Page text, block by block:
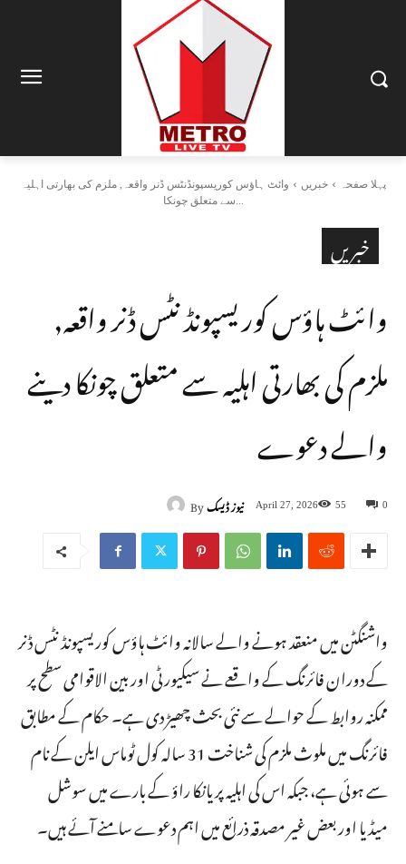
پہلا صفحہ خبریں
وائٹ ہاؤس کوریسپونڈنٹس ڈنر واقعہ, ملزم کی بھارتی اہلیہ
سے متعلق چونکا...
خبریں
وائٹ ہاؤس کوریسپونڈنٹس ڈنر واقعہ,
ملزم کی بھارتی اہلیہ سے متعلق چونکا دینے
والے دعوے
Byنیوز ڈیسک April 27, 2026 0
55
واشنگٹن میں منعقد ہونے والے سالانہ وائٹ ہاؤس کوریسپونڈنٹس ڈنر
کے دوران فائرنگ کے واقعے نے سیکیورٹی اور بین الاقوامی سطح پر
ممکنہ روابط کے حوالے سے نئی بحث چھیڑ دی ہے۔ حکام کے مطابق
فائرنگ میں ملوث ملزم کی شناخت 31 سالہ کول ٹوماس ایلن کے نام
سے ہوئی ہے، جبکہ اس کی اہلیہ پریانکا راؤ کے بارے میں سوشل
میڈیا اور بعض غیر مصدقہ ذرائع میں اہم دعوے سامنے آئے ہیں۔